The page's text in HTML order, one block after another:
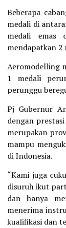
Beberapa
medali di
medali emas
mendapatkan 2
Aeromodelling
1 medali
perunggu
Pj Gubernur
dengan
merupakan
mampu
di Indonesia.
“Kami juga
disuruh ikut
dan hanya
menerima
kualifikasi dan